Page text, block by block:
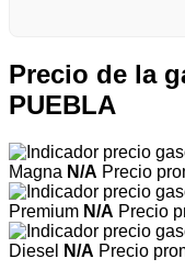
Precio de la
PUEBLA
Magna N/A Precio
Premium N/A Precio
Diesel N/A Precio